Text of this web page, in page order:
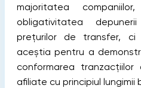
majoritatea
obligativitatea
prețurilor de transfer,
aceștia pentru a
conformarea
afiliate cu principiul lungimii